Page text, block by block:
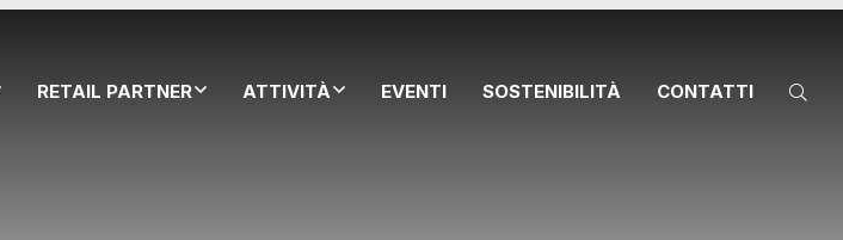
RETAIL PARTNER ATTIVITÀ EVENTI SOSTENIBILITÀ CONTATTI